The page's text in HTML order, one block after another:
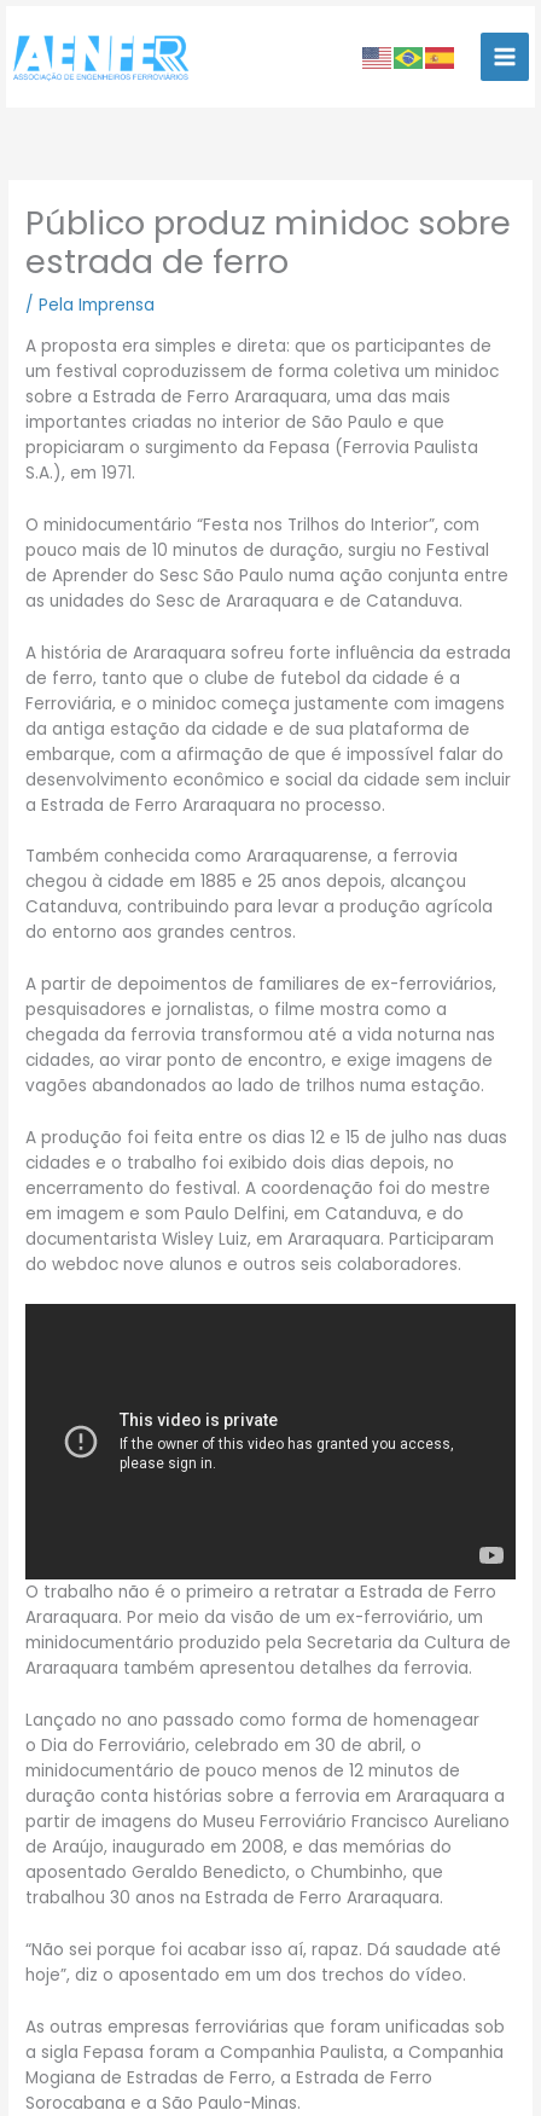
para
conteúdo
Público produz minidoc sobre
estrada de ferro
/Pela Imprensa
A proposta era simples e direta: que os participantes de
um festival coproduzissem de forma coletiva um minidoc
sobre a Estrada de Ferro Araraquara, uma das mais
importantes criadas no interior de São Paulo e que
propiciaram o surgimento da Fepasa (Ferrovia Paulista
S.A.), em 1971.
O minidocumentário “Festa nos Trilhos do Interior”, com
pouco mais de 10 minutos de duração, surgiu no Festival
de Aprender do Sesc São Paulo numa ação conjunta entre
as unidades do Sesc de Araraquara e de Catanduva.
A história de Araraquara sofreu forte influência da estrada
de ferro, tanto que o clube de futebol da cidade é a
Ferroviária, e o minidoc começa justamente com imagens
da antiga estação da cidade e de sua plataforma de
embarque, com a afirmação de que é impossível falar do
desenvolvimento econômico e social da cidade sem incluir
a Estrada de Ferro Araraquara no processo.
Também conhecida como Araraquarense, a ferrovia
chegou à cidade em 1885 e 25 anos depois, alcançou
Catanduva, contribuindo para levar a produção agrícola
do entorno aos grandes centros.
A partir de depoimentos de familiares de ex-ferroviários,
pesquisadores e jornalistas, o filme mostra como a
chegada da ferrovia transformou até a vida noturna nas
cidades, ao virar ponto de encontro, e exige imagens de
vagões abandonados ao lado de trilhos numa estação.
A produção foi feita entre os dias 12 e 15 de julho nas duas
cidades e o trabalho foi exibido dois dias depois, no
encerramento do festival. A coordenação foi do mestre
em imagem e som Paulo Delfini, em Catanduva, e do
documentarista Wisley Luiz, em Araraquara. Participaram
do webdoc nove alunos e outros seis colaboradores.
O trabalho não é o primeiro a retratar a Estrada de Ferro
Araraquara. Por meio da visão de um ex-ferroviário, um
minidocumentário produzido pela Secretaria da Cultura de
Araraquara também apresentou detalhes da ferrovia.
Lançado no ano passado como forma de homenagear
o Dia do Ferroviário, celebrado em 30 de abril, o
minidocumentário de pouco menos de 12 minutos de
duração conta histórias sobre a ferrovia em Araraquara a
partir de imagens do Museu Ferroviário Francisco Aureliano
de Araújo, inaugurado em 2008, e das memórias do
aposentado Geraldo Benedicto, o Chumbinho, que
trabalhou 30 anos na Estrada de Ferro Araraquara.
“Não sei porque foi acabar isso aí, rapaz. Dá saudade até
hoje”, diz o aposentado em um dos trechos do vídeo.
As outras empresas ferroviárias que foram unificadas sob
a sigla Fepasa foram a Companhia Paulista, a Companhia
Mogiana de Estradas de Ferro, a Estrada de Ferro
Sorocabana e a São Paulo-Minas.